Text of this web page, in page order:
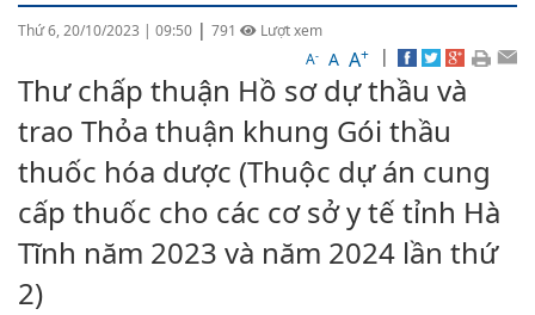
Thứ 6, 20/10/2023 | 09:50 | 791
Lượt xem
A- A A+ |
Thư chấp thuận Hồ sơ dự thầu và
trao Thỏa thuận khung Gói thầu
thuốc hóa dược (Thuộc dự án cung
cấp thuốc cho các cơ sở y tế tỉnh Hà
Tĩnh năm 2023 và năm 2024 lần thứ
2)